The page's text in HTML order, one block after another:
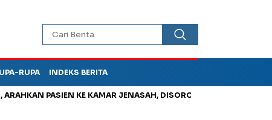
RUPA INDEKS BERITA
PASIEN KE KAMAR JENASAH, DISOROT